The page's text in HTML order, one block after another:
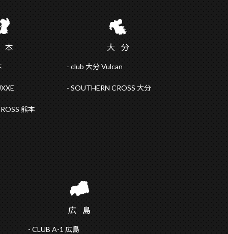
本
熊本
大分
club 大分 Vulcan
SOUTHERN CROSS 大分
広 島
CLUB A-1 広島